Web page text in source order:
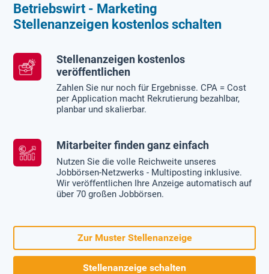
Betriebswirt - Marketing
Stellenanzeigen kostenlos schalten
Stellenanzeigen kostenlos
veröffentlichen
Zahlen Sie nur noch für Ergebnisse. CPA = Cost
per Application macht Rekrutierung bezahlbar,
planbar und skalierbar.
Mitarbeiter finden ganz einfach
Nutzen Sie die volle Reichweite unseres
Jobbörsen-Netzwerks - Multiposting inklusive.
Wir veröffentlichen Ihre Anzeige automatisch auf
über 70 großen Jobbörsen.
Zur Muster Stellenanzeige
Stellenanzeige schalten